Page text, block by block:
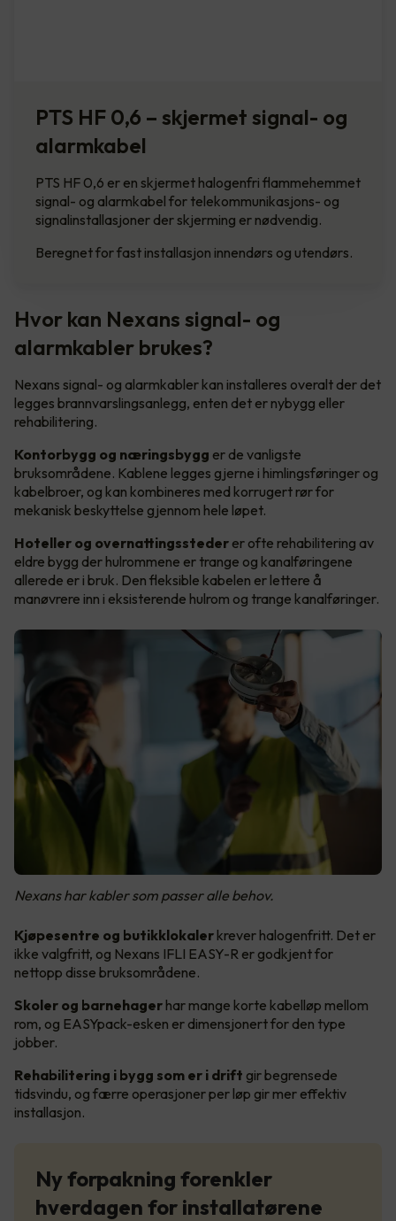
PTS HF 0,6 – skjermet signal- og
alarmkabel
PTS HF 0,6 er en skjermet halogenfri flammehemmet
signal- og alarmkabel for telekommunikasjons- og
signalinstallasjoner der skjerming er nødvendig.
Beregnet for fast installasjon innendørs og utendørs.
Hvor kan Nexans signal- og
alarmkabler brukes?
Nexans signal- og alarmkabler kan installeres overalt der det
legges brannvarslingsanlegg, enten det er nybygg eller
rehabilitering.
Kontorbygg og næringsbygg er de vanligste
bruksområdene. Kablene legges gjerne i himlingsføringer og
kabelbroer, og kan kombineres med korrugert rør for
mekanisk beskyttelse gjennom hele løpet.
Hoteller og overnattingssteder er ofte rehabilitering av
eldre bygg der hulrommene er trange og kanalføringene
allerede er i bruk. Den fleksible kabelen er lettere å
manøvrere inn i eksisterende hulrom og trange kanalføringer.
Nexans har kabler som passer alle behov.
Kjøpesentre og butikklokaler krever halogenfritt. Det er
ikke valgfritt, og Nexans IFLI EASY-R er godkjent for
nettopp disse bruksområdene.
Skoler og barnehager har mange korte kabelløp mellom
rom, og EASYpack-esken er dimensjonert for den type
jobber.
Rehabilitering i bygg som er i drift gir begrensede
tidsvindu, og færre operasjoner per løp gir mer effektiv
installasjon.
Ny forpakning forenkler
hverdagen for installatørene